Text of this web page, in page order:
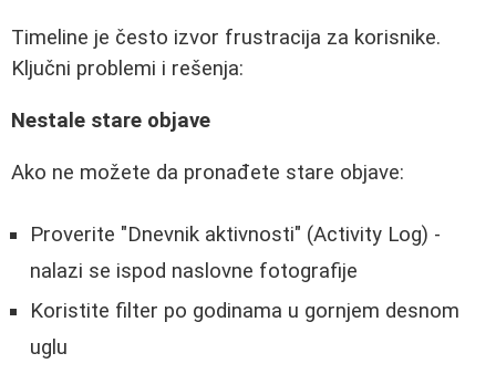
Timeline je često izvor frustracija za korisnike.
Ključni problemi i rešenja:
Nestale stare objave
Ako ne možete da pronađete stare objave:
Proverite "Dnevnik aktivnosti" (Activity Log) -
nalazi se ispod naslovne fotografije
Koristite filter po godinama u gornjem desnom
uglu